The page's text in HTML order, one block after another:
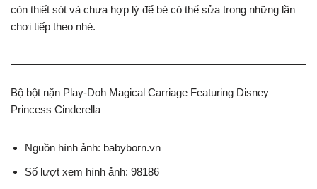
còn thiết sót và chưa hợp lý để bé có thể sửa trong những lần
chơi tiếp theo nhé.
Bộ bột nặn Play-Doh Magical Carriage Featuring Disney
Princess Cinderella
Nguồn hình ảnh: babyborn.vn
Số lượt xem hình ảnh: 98186